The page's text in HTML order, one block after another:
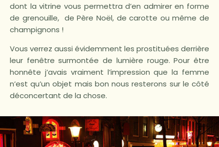
dont la vitrine vous permettra d’en admirer en forme
de grenouille, de Père Noël, de carotte ou même de
champignons !
Vous verrez aussi évidemment les prostituées derrière
leur fenêtre surmontée de lumière rouge. Pour être
honnête j’avais vraiment l’impression que la femme
n’est qu’un objet mais bon nous resterons sur le côté
déconcertant de la chose.